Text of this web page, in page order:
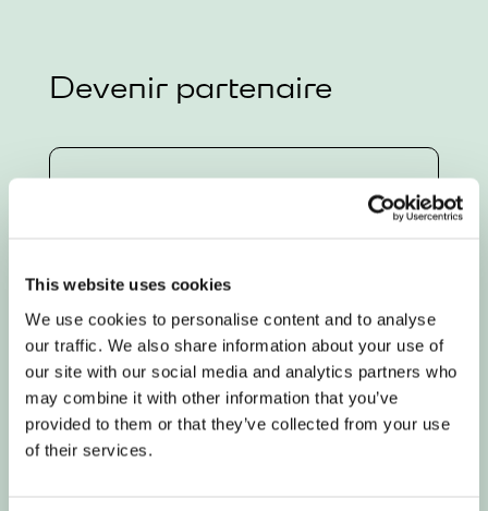
This website uses cookies
We use cookies to personalise content and to analyse
our traffic. We also share information about your use of
our site with our social media and analytics partners who
may combine it with other information that you’ve
provided to them or that they’ve collected from your use
of their services.
Devenir partenaire
sur le réseau de recharge pour
camions électriques connaissant la
plus forte croissance en Europe.
Devenir partenaire